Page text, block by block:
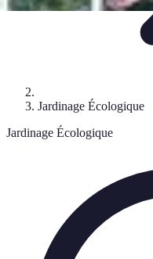
Jardinage Écologique
Jardinage Écologique